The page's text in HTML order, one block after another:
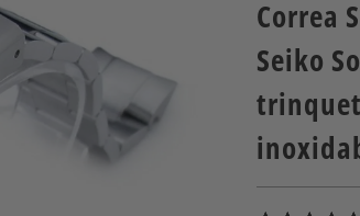
Correa
Seiko